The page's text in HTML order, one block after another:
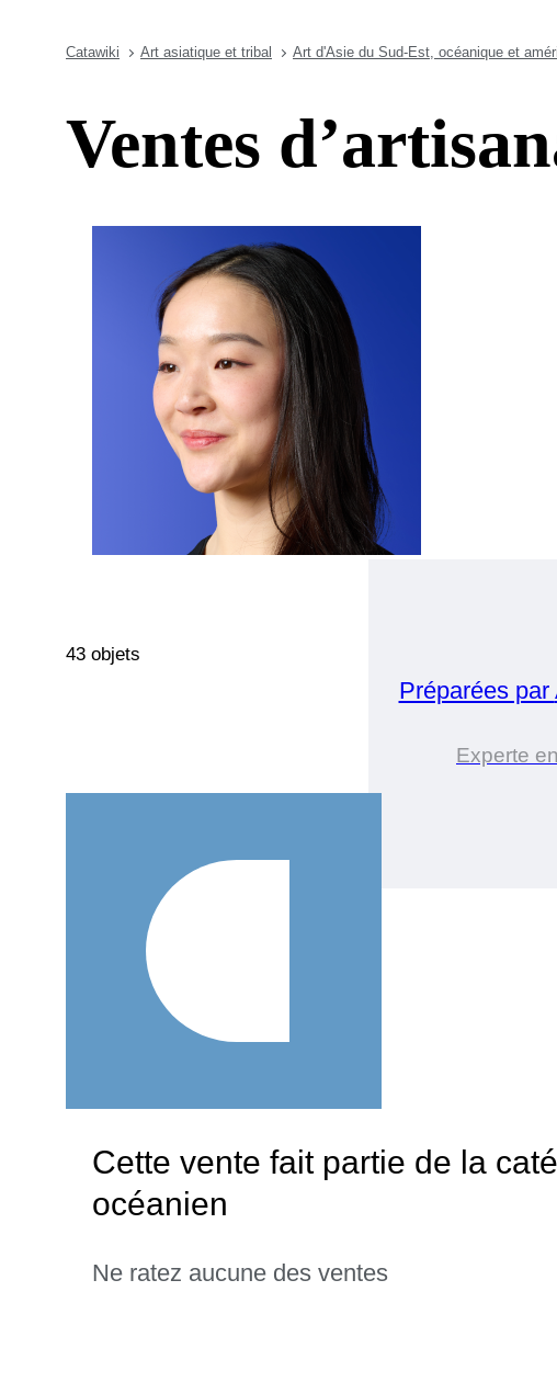
Catawiki Art asiatique et tribal Art d'Asie du Sud-Est, océanique et
Ventes
Préparées par
Experte
43 objets
Cette vente fait partie de la
océanien
Ne ratez aucune des ventes